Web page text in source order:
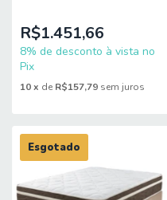
R$1.451,66
8% de desconto à vista no
Pix
10x de R$157,79 sem juros
Esgotado